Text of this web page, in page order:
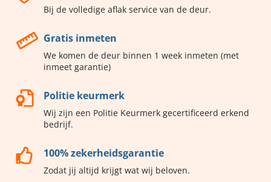
Bij de volledige aflak service van de deur.
Gratis inmeten
We komen de deur binnen 1 week inmeten (met
inmeet garantie)
Politie keurmerk
Wij zijn een Politie Keurmerk gecertificeerd erkend
bedrijf.
100% zekerheidsgarantie
Zodat jij altijd krijgt wat wij beloven.